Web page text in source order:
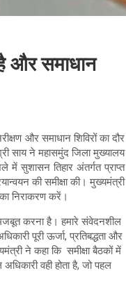
और समाधान
और समाधान शिविरों का दौर
साय ने महासमुंद जिला मुख्यालय
में सुशासन तिहार अंतर्गत प्राप्त
की समीक्षा की। मुख्यमंत्री
निराकरण करें।
करना है। हमारे संवेदनशील
पूरी ऊर्जा, प्रतिबद्धता और
ने कहा कि समीक्षा बैठकों में
वही होता है, जो पहल